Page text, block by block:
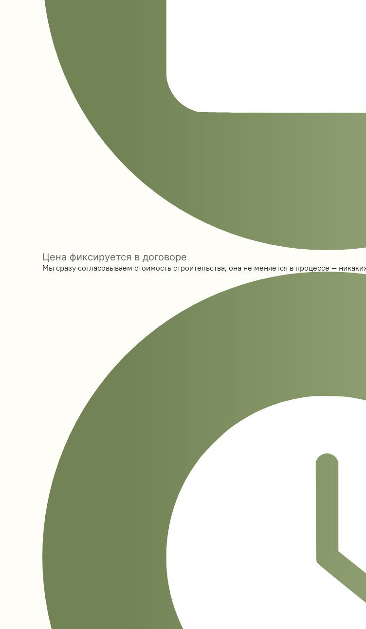
Цена фиксируется в договоре
Мы сразу согласовываем стоимость строительства, она не меняется в процессе —